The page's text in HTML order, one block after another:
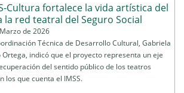
Cultura fortalece la vida artística del
la red teatral del Seguro Social
de 2026
Técnica de Desarrollo Cultural, Gabriela
indicó que el proyecto representa un eje
del sentido público de los teatros
los que cuenta el IMSS.